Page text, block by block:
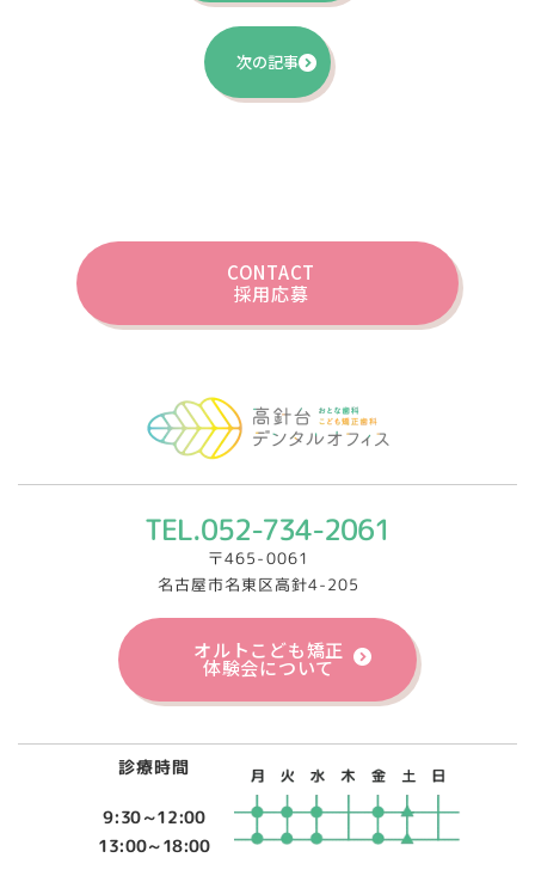
次の記事
CONTACT
採用応募
TEL.052-734-2061
〒465-0061
名古屋市名東区高針4-205
オルトこども矯正
体験会について
診療時間
9:30～12:00
13:00～18:00